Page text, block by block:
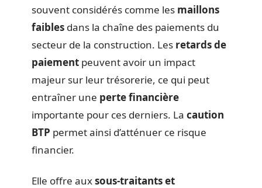
souvent considérés comme les maillons
faibles dans la chaîne des paiements du
secteur de la construction. Les retards de
paiement peuvent avoir un impact
majeur sur leur trésorerie, ce qui peut
entraîner une perte financière
importante pour ces derniers. La caution
BTP permet ainsi d’atténuer ce risque
financier.
Elle offre auxsous-traitants et